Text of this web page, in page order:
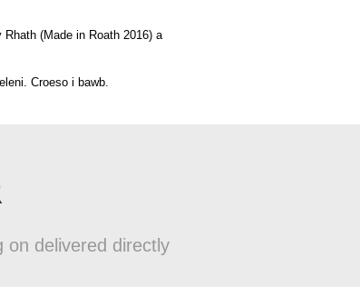
(Made in Roath 2016) a
Croeso i bawb.
on delivered directly